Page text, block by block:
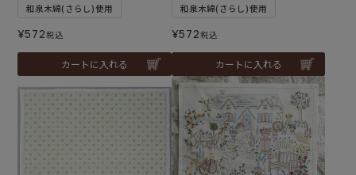
和泉木綿(さらし)使用
¥572税込
カートに入れる
和泉木綿(さらし)使用
¥572税込
カートに入れる